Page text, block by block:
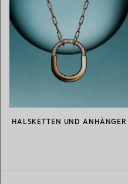
HALSKETTEN UND ANHÄNGER